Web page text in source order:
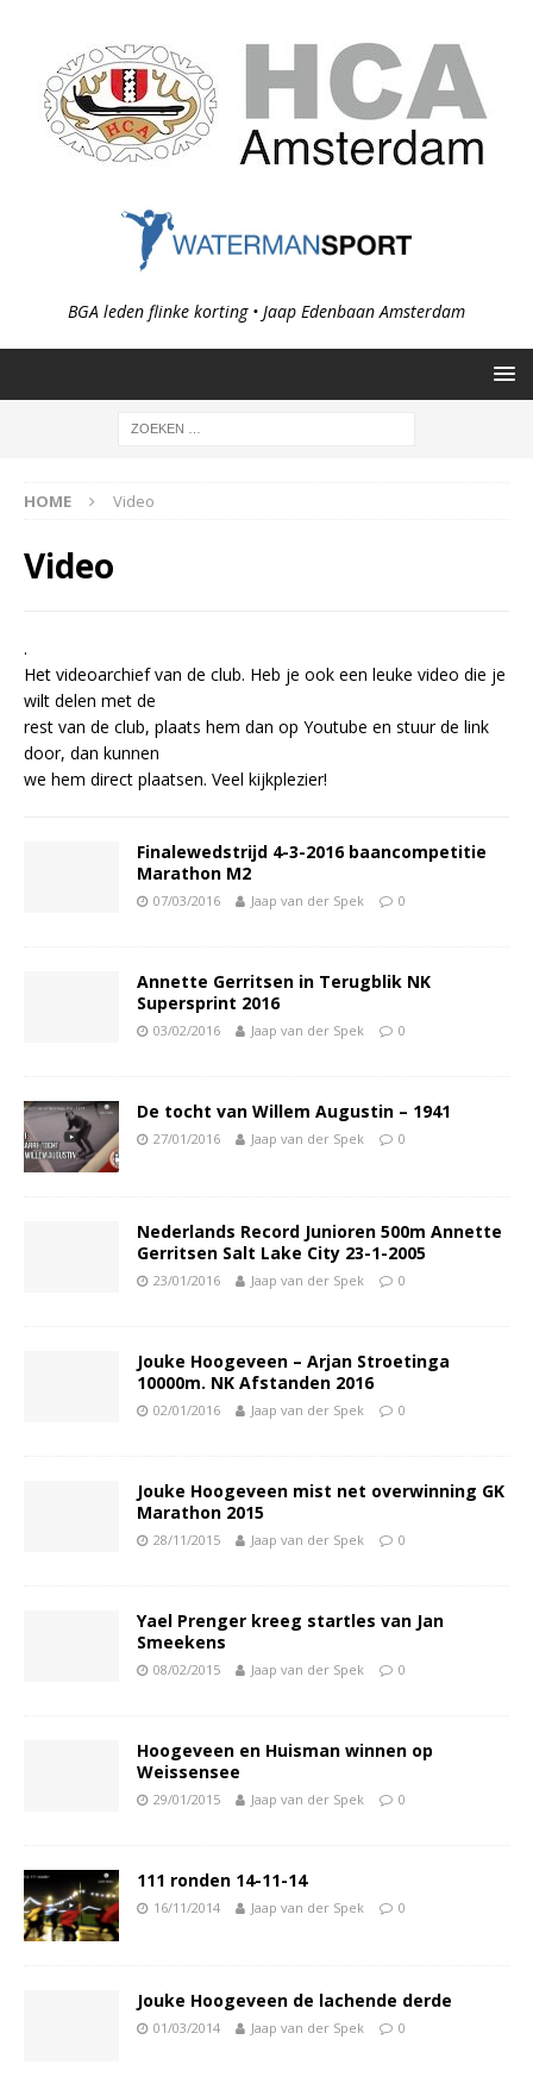
BGA leden flinke korting • Jaap Edenbaan Amsterdam
HOME Video
Video
.
Het videoarchief van de club. Heb je ook een leuke video die je
wilt delen met de
rest van de club, plaats hem dan op Youtube en stuur de link
door, dan kunnen
we hem direct plaatsen. Veel kijkplezier!
Finalewedstrijd 4-3-2016 baancompetitie
Marathon M2
07/03/2016 Jaap van der Spek 0
Annette Gerritsen in Terugblik NK
Supersprint 2016
03/02/2016 Jaap van der Spek 0
De tocht van Willem Augustin – 1941
27/01/2016 Jaap van der Spek 0
Nederlands Record Junioren 500m Annette
Gerritsen Salt Lake City 23-1-2005
23/01/2016 Jaap van der Spek 0
Jouke Hoogeveen – Arjan Stroetinga
10000m. NK Afstanden 2016
02/01/2016 Jaap van der Spek 0
Jouke Hoogeveen mist net overwinning GK
Marathon 2015
28/11/2015 Jaap van der Spek 0
Yael Prenger kreeg startles van Jan
Smeekens
08/02/2015 Jaap van der Spek 0
Hoogeveen en Huisman winnen op
Weissensee
29/01/2015 Jaap van der Spek 0
111 ronden 14-11-14
16/11/2014 Jaap van der Spek 0
Jouke Hoogeveen de lachende derde
01/03/2014 Jaap van der Spek 0